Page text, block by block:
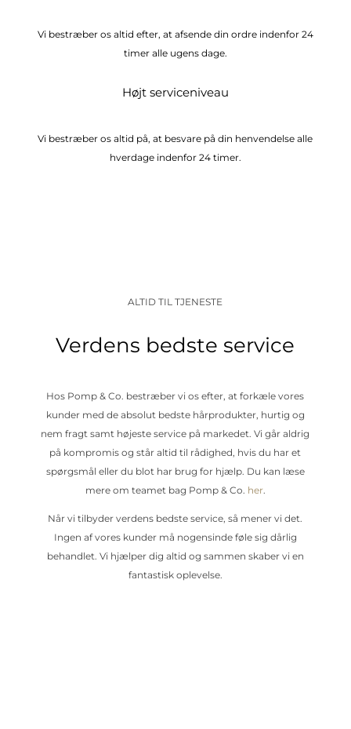
Vi bestræber os altid efter, at afsende din ordre indenfor 24
timer alle ugens dage.
Højt serviceniveau
Vi bestræber os altid på, at besvare på din henvendelse alle
hverdage indenfor 24 timer.
ALTID TIL TJENESTE
Verdens bedste service
Hos Pomp & Co. bestræber vi os efter, at forkæle vores
kunder med de absolut bedste hårprodukter, hurtig og
nem fragt samt højeste service på markedet. Vi går aldrig
på kompromis og står altid til rådighed, hvis du har et
spørgsmål eller du blot har brug for hjælp. Du kan læse
mere om teamet bag Pomp & Co. her.
Når vi tilbyder verdens bedste service, så mener vi det.
Ingen af vores kunder må nogensinde føle sig dårlig
behandlet. Vi hjælper dig altid og sammen skaber vi en
fantastisk oplevelse.